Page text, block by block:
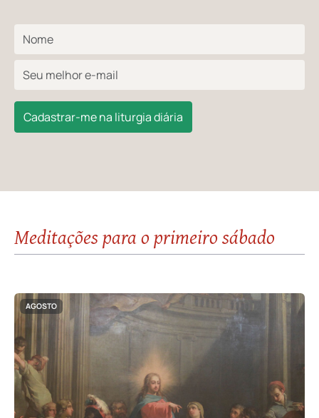
Cadastrar-me na liturgia diária
Meditações para o primeiro sábado
AGOSTO